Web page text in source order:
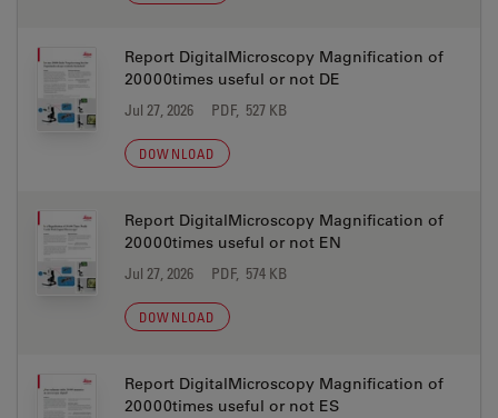
Report DigitalMicroscopy Magnification of
20000times useful or not DE
Jul 27, 2026 PDF, 527 KB
DOWNLOAD
Report DigitalMicroscopy Magnification of
20000times useful or not EN
Jul 27, 2026 PDF, 574 KB
DOWNLOAD
Report DigitalMicroscopy Magnification of
20000times useful or not ES